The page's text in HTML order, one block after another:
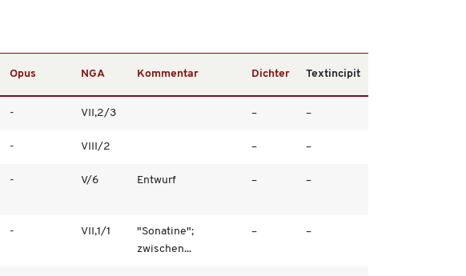
Opus NGA Kommentar Dichter Textincipit
- VII,2/3 – –
- VIII/2 – –
- V/6 Entwurf – –
- VII,1/1
"Sonatine";
zwischen...
– –